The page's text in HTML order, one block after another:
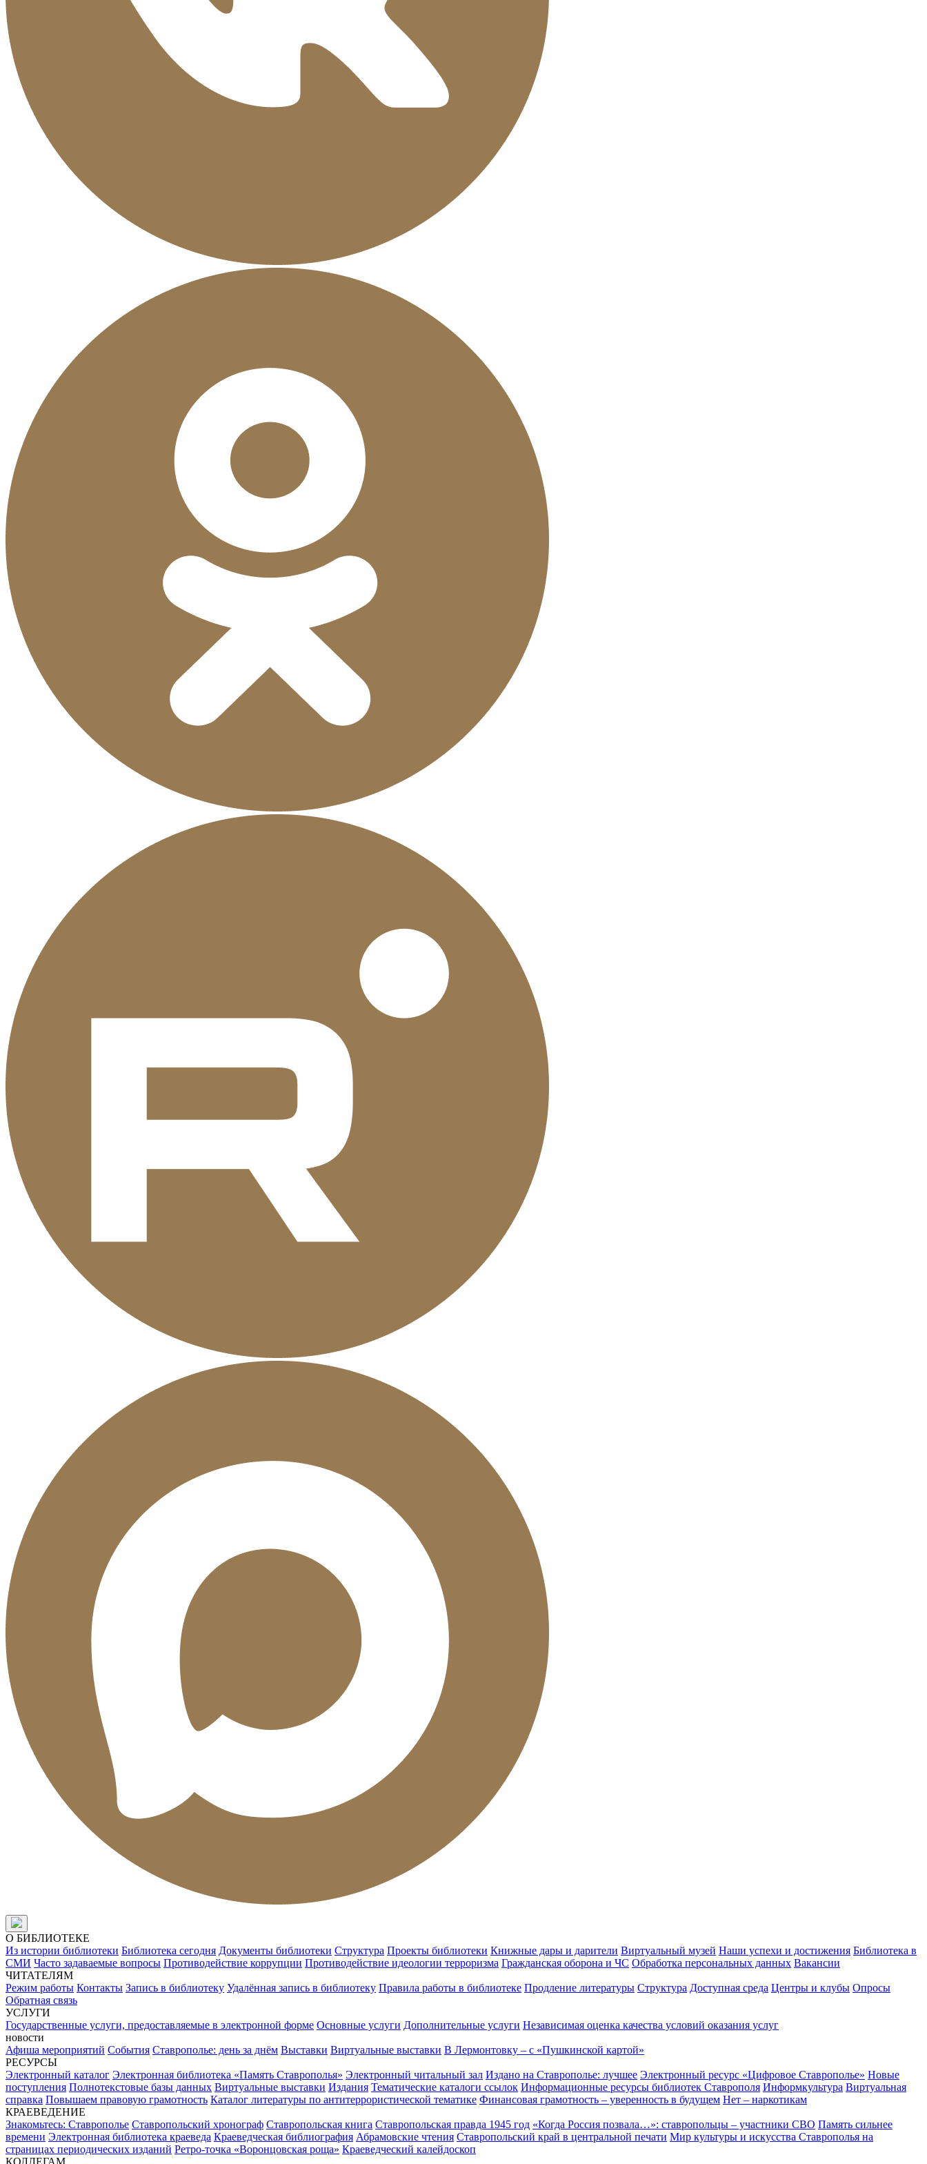
О БИБЛИОТЕКЕ
Из истории библиотеки Библиотека сегодня Документы библиотеки Структура Проекты библиотеки Книжные дары и дарители Виртуальный музей Наши успехи и достижения Библиотека в
СМИ Часто задаваемые вопросы Противодействие коррупции Противодействие идеологии терроризма Гражданская оборона и ЧС Обработка персональных данных Вакансии
ЧИТАТЕЛЯМ
Режим работы Контакты Запись в библиотеку Удалённая запись в библиотеку Правила работы в библиотеке Продление литературы Структура Доступная среда Центры и клубы Опросы
Обратная связь
УСЛУГИ
Государственные услуги, предоставляемые в электронной форме Основные услуги Дополнительные услуги Независимая оценка качества условий оказания услуг
новости
Афиша мероприятий События Ставрополье: день за днём Выставки Виртуальные выставки В Лермонтовку – с «Пушкинской картой»
РЕСУРСЫ
Электронный каталог Электронная библиотека «Память Ставрополья» Электронный читальный зал Издано на Ставрополье: лучшее Электронный ресурс «Цифровое Ставрополье» Новые
поступления Полнотекстовые базы данных Виртуальные выставки Издания Тематические каталоги ссылок Информационные ресурсы библиотек Ставрополя Информкультура Виртуальная
справка Повышаем правовую грамотность Каталог литературы по антитеррористической тематике Финансовая грамотность – уверенность в будущем Нет – наркотикам
КРАЕВЕДЕНИЕ
Знакомьтесь: Ставрополье Ставропольский хронограф Ставропольская книга Ставропольская правда 1945 год «Когда Россия позвала…»: ставропольцы – участники СВО Память сильнее
времени Электронная библиотека краеведа Краеведческая библиография Абрамовские чтения Ставропольский край в центральной печати Мир культуры и искусства Ставрополья на
страницах периодических изданий Ретро-точка «Воронцовская роща» Краеведческий калейдоскоп
КОЛЛЕГАМ